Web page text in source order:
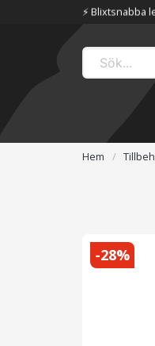
⚡️ Blixtsnabba
Hem
-28%